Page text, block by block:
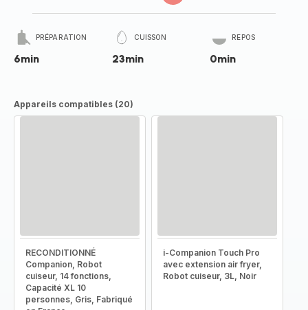
PRÉPARATION
6min
CUISSON
23min
REPOS
0min
Appareils compatibles (20)
RECONDITIONNÉ
Companion, Robot
cuiseur, 14 fonctions,
Capacité XL 10
personnes, Gris, Fabriqué
i-Companion Touch Pro
avec extension air fryer,
Robot cuiseur, 3L, Noir